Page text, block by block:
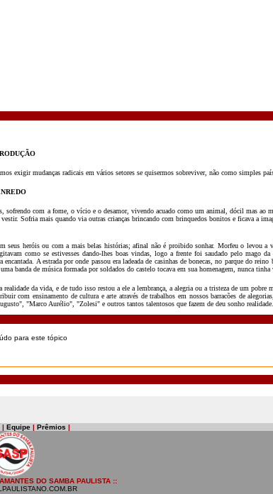
exigir mudanças radicais em vários setores se quisermos sobreviver, não como simples
sofrendo com a fome, o vício e o desamor, vivendo acuado como um animal, dócil mas
Sofria mais quando via outras crianças brincando com brinquedos bonitos e ficava a
heróis ou com a mais belas histórias; afinal não é proibido sonhar. Morfeu o levou a
como se estivesses dando-lhes boas vindas, logo a frente foi saudado pelo mago
A estrada por onde passou era ladeada de casinhas de bonecas, no parque do
banda de música formada por soldados do castelo tocava em sua homenagem, nunca
da vida, e de tudo isso restou a ele a lembrança, a alegria ou a tristeza de um
com ensinamento de cultura e arte através de trabalhos em nossos barracões de
"Marco Aurélio", "Zolesi" e outros tantos talentosos que fazem de deu sonho realidade.
para este tópico
| Equipe | Prêmios |
DO SAMBA PAULISTA ::